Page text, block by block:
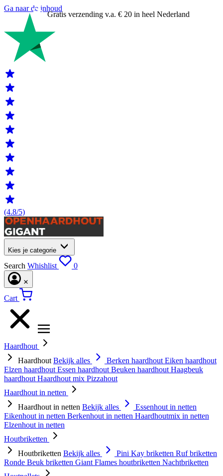
Ga naar de inhoud
Gratis verzending v.a. € 20 in heel Nederland
(4.8/5)
Kies je categorie
Search Whishlist 0
Cart
Haardhout
Haardhout Bekijk alles Berken haardhout Eiken haardhout
Elzen haardhout Essen haardhout Beuken haardhout Haagbeuk
haardhout Haardhout mix Pizzahout
Haardhout in netten
Haardhout in netten Bekijk alles
Essenhout in netten
Eikenhout in netten Berkenhout in netten Haardhoutmix in netten
Elzenhout in netten
Houtbriketten
Houtbriketten Bekijk alles Pini Kay briketten Ruf briketten
Ronde Beuk briketten Giant Flames houtbriketten Nachtbriketten